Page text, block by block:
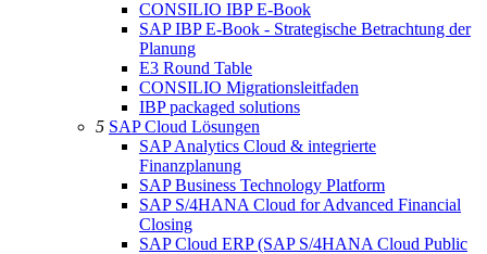
CONSILIO IBP E-Book
SAP IBP E-Book - Strategische Betrachtung der
Planung
E3 Round Table
CONSILIO Migrationsleitfaden
IBP packaged solutions
5 SAP Cloud Lösungen
SAP Analytics Cloud & integrierte
Finanzplanung
SAP Business Technology Platform
SAP S/4HANA Cloud for Advanced Financial
Closing
SAP Cloud ERP (SAP S/4HANA Cloud Public